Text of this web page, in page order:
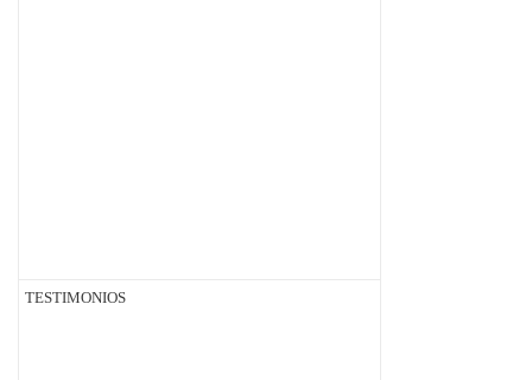
TESTIMONIOS